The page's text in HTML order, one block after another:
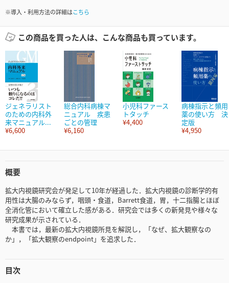
※導入・利用方法の詳細はこちら
この商品を買った人は、こんな商品も買っています。
ジェネラリスト
のための内科外
来マニュアル...
¥6,600
総合内科病棟マ
ニュアル 疾患
ごとの管理
¥6,160
小児科ファース
トタッチ
¥4,400
病棟指示と頻用
薬の使い方 決
定版
¥4,950
概要
拡大内視鏡研究会が発足して10年が経過した．拡大内視鏡の診断学的有
用性は大腸のみならず，咽頭・食道，Barrett食道，胃，十二指腸とほぼ
全消化管において確立した感がある．研究会では多くの新発見や様々な
研究成果が示されている．
本書では，最新の拡大内視鏡所見を解説し，「なぜ、拡大観察なの
か」，「拡大観察のendpoint」を追求した．
目次